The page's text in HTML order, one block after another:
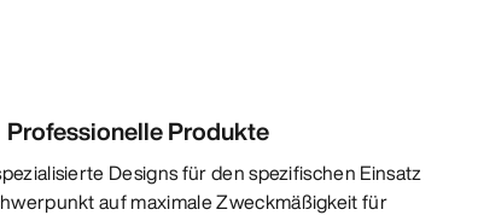
Professionelle Produkte
Designs für den spezifischen Einsatz
auf maximale Zweckmäßigkeit für